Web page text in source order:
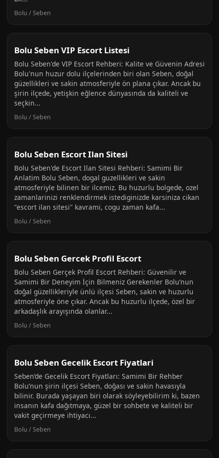
Bolu / Seben
Bolu Seben VIP Escort Listesi
Bolu Seben'de VIP Escort Rehberi: Kalite ve Güvenin Adresi
Bolu'nun huzur dolu ilçelerinden biri olan Seben, doğal
güzellikleri ve sakin atmosferiyle ön plana çıkar. Ancak bu
şirin ilçede, yetişkin eğlence dünyasında da kaliteli ve
seçkin...
Bolu / Seben
Bolu Seben Escort Ilan Sitesi
Bolu Seben'de Escort Ilan Sitesi Rehberi: Samimi Bir
Anlatim Bolu Seben, dogal guzellikleri ve sakin
atmosferiyle bilinen bir ilcemiz. Bu huzurlu bolgede, ozel
zamanlarinizi renklendirmek istediginizde karsiniza cikan
"escort ilan sitesi" kavrami, cogu zaman kafa...
Bolu / Seben
Bolu Seben Gercek Profil Escort
Bolu Seben Gerçek Profil Escort Rehberi: Güvenilir ve
Samimi Bir Deneyim İçin Bilmeniz Gerekenler Bolu’nun
doğal güzellikleriyle ünlü ilçesi Seben, sakin ve huzurlu
atmosferiyle öne çıkar. Ancak bu huzurlu ilçede, özel bir
arkadaşlık arayışında olanlar...
Bolu / Seben
Bolu Seben Gecelik Escort Fiyatlari
Seben’de Gecelik Escort Fiyatları: Samimi Bir Rehber
Bolu’nun şirin ilçesi Seben, doğası ve sakin havasıyla
bilinir. Burada yaşayan biri olarak söyleyebilirim ki, bazen
insanın kafa dağıtmaya, güzel bir sohbete ve kaliteli bir
vakit geçirmeye ihtiyacı...
Bolu / Seben